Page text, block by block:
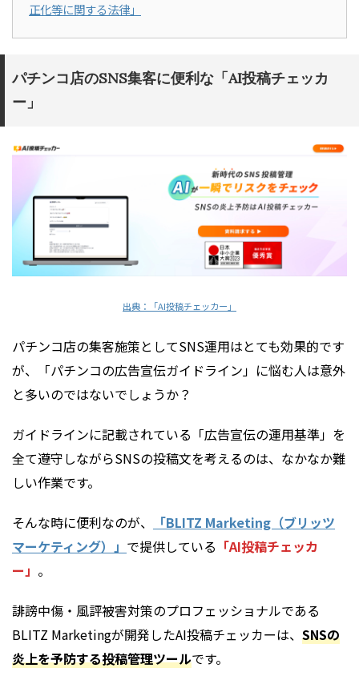
正化等に関する法律」
パチンコ店のSNS集客に便利な「AI投稿チェッカ
ー」
出典：「AI投稿チェッカー」
パチンコ店の集客施策としてSNS運用はとても効果的です
が、「パチンコの広告宣伝ガイドライン」に悩む人は意外
と多いのではないでしょうか？
ガイドラインに記載されている「広告宣伝の運用基準」を
全て遵守しながらSNSの投稿文を考えるのは、なかなか難
しい作業です。
そんな時に便利なのが、
「BLITZ Marketing（ブリッツ
マーケティング）」 で提供している 「AI投稿チェッカ
ー」 。
誹謗中傷・風評被害対策のプロフェッショナルである
BLITZ Marketingが開発したAI投稿チェッカーは、 SNSの
炎上を予防する投稿管理ツールです。